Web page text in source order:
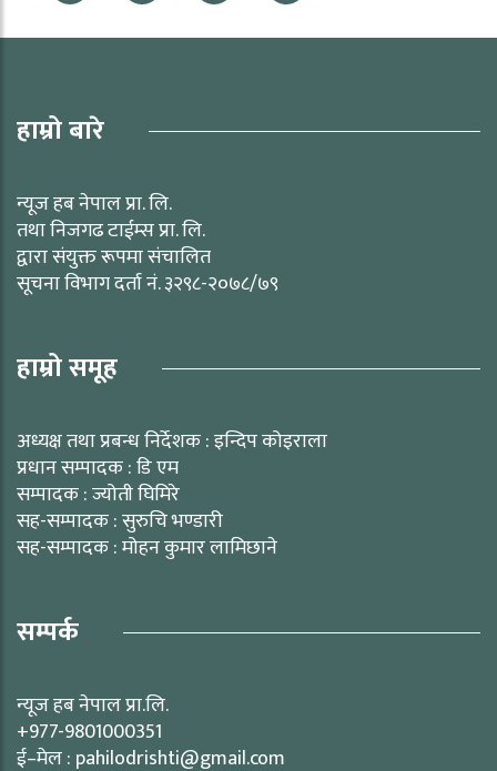
हाम्रो बारे
न्यूज हब नेपाल प्रा. लि.
तथा निजगढ टाईम्स प्रा. लि.
द्वारा संयुक्त रूपमा संचालित
सूचना विभाग दर्ता नं. ३२९८-२०७८/७९
हाम्रो समूह
अध्यक्ष तथा प्रबन्ध निर्देशक : इन्दिप कोइराला
प्रधान सम्पादक : डि एम
सम्पादक : ज्योती घिमिरे
सह-सम्पादक : सुरुचि भण्डारी
सह-सम्पादक : मोहन कुमार लामिछाने
सम्पर्क
न्यूज हब नेपाल प्रा.लि.
+977-9801000351
ई–मेल : pahilodrishti@gmail.com